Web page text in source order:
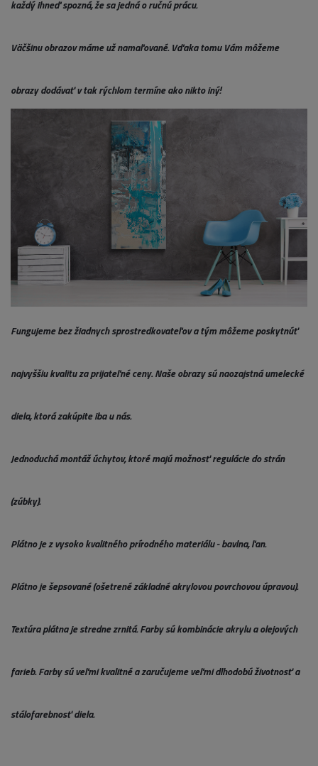
každý ihneď spozná, že sa jedná o ručnú prácu.
Väčšinu obrazov máme už namaľované. Vďaka tomu Vám môžeme
obrazy dodávať v tak rýchlom termíne ako nikto iný!
Fungujeme bez žiadnych sprostredkovateľov a tým môžeme poskytnúť
najvyššiu kvalitu za prijateľné ceny. Naše obrazy sú naozajstná umelecké
diela, ktorá zakúpite iba u nás.
Jednoduchá montáž úchytov, ktoré majú možnosť regulácie do strán
(zúbky).
Plátno je z vysoko kvalitného prírodného materiálu - bavlna, ľan.
Plátno je šepsované (ošetrené základné akrylovou povrchovou úpravou).
Textúra plátna je stredne zrnitá. Farby sú kombinácie akrylu a olejových
farieb. Farby sú veľmi kvalitné a zaručujeme veľmi dlhodobú životnosť a
stálofarebnosť diela.